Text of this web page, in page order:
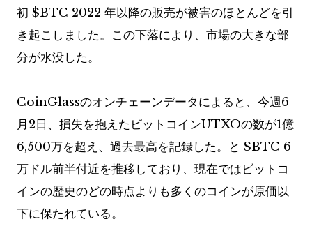
初 $BTC 2022 年以降の販売が被害のほとんどを引
き起こしました。この下落により、市場の大きな部
分が水没した。
CoinGlassのオンチェーンデータによると、今週6
月2日、損失を抱えたビットコインUTXOの数が1億
6,500万を超え、過去最高を記録した。と $BTC 6
万ドル前半付近を推移しており、現在ではビットコ
インの歴史のどの時点よりも多くのコインが原価以
下に保たれている。